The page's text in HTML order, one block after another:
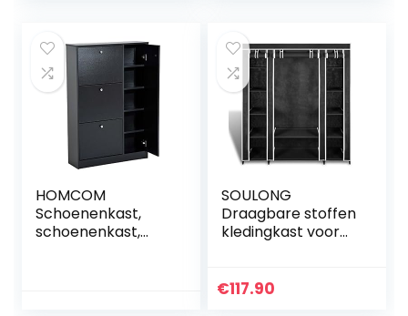
HOMCOM
Schoenenkast,
schoenenkast,
SOULONG
Draagbare stoffen
kledingkast voor
opbergorganizer
€117.90